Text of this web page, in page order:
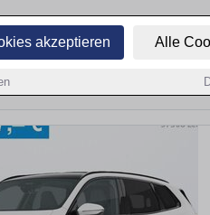
akzeptieren Alle